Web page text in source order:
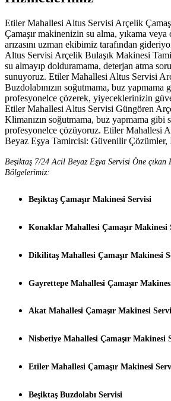
Etiler Mahallesi Altus Servisi Arçelik
Çamaşır makinenizin su alma, yıkama
arızasını uzman ekibimiz tarafından
Altus Servisi Arçelik Bulaşık Makinesi
su almayıp dolduramama, deterjan atma
sunuyoruz. Etiler Mahallesi Altus Servisi
Buzdolabınızın soğutmama, buz yapmama
profesyonelce çözerek, yiyeceklerinizin
Etiler Mahallesi Altus Servisi Güngören
Klimanızın soğutmama, buz yapmama gibi
profesyonelce çözüyoruz. Etiler Mahallesi
Beyaz Eşya Tamircisi: Güvenilir Çözümler,
Beşiktaş 7/24 Acil Beyaz Eşya Servisi Öne çıkan
Bölgelerimiz:
Beşiktaş Çamaşır Makinesi Servisi
Konaklar Mahallesi Çamaşır Makinesi
Dikilitaş Mahallesi Çamaşır Makinesi
Gayrettepe Mahallesi Çamaşır
Akat Mahallesi Çamaşır Makinesi
Nisbetiye Mahallesi Çamaşır Makinesi
Etiler Mahallesi Çamaşır Makinesi
Beşiktaş Buzdolabı Servisi